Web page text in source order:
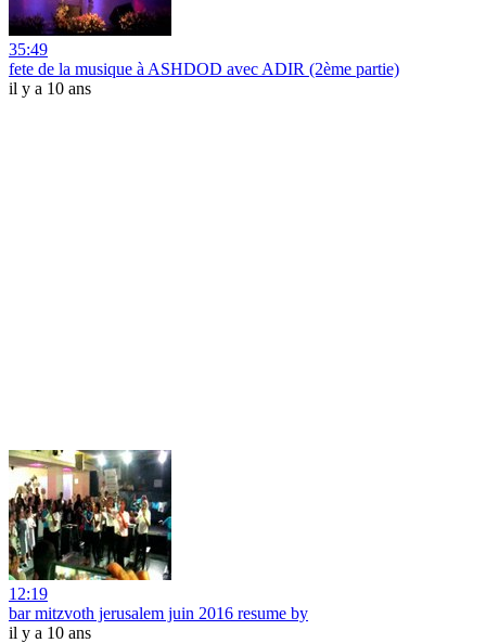
35:49
fete de la musique à ASHDOD avec ADIR (2ème partie)
il y a 10 ans
12:19
bar mitzvoth jerusalem juin 2016 resume by
il y a 10 ans